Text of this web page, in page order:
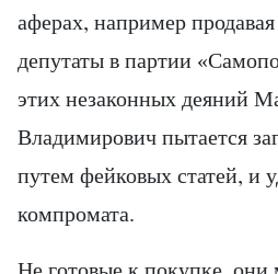
аферах, например
депутаты в партии
этих незаконных деяний
Владимирович пытается
путем фейковых статей, и
компромата.